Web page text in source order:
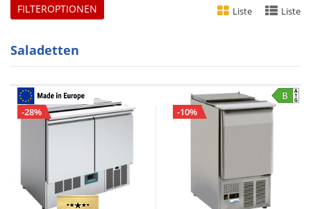
Saladetten
Liste Liste
-28% -10%
FILTEROPTIONEN